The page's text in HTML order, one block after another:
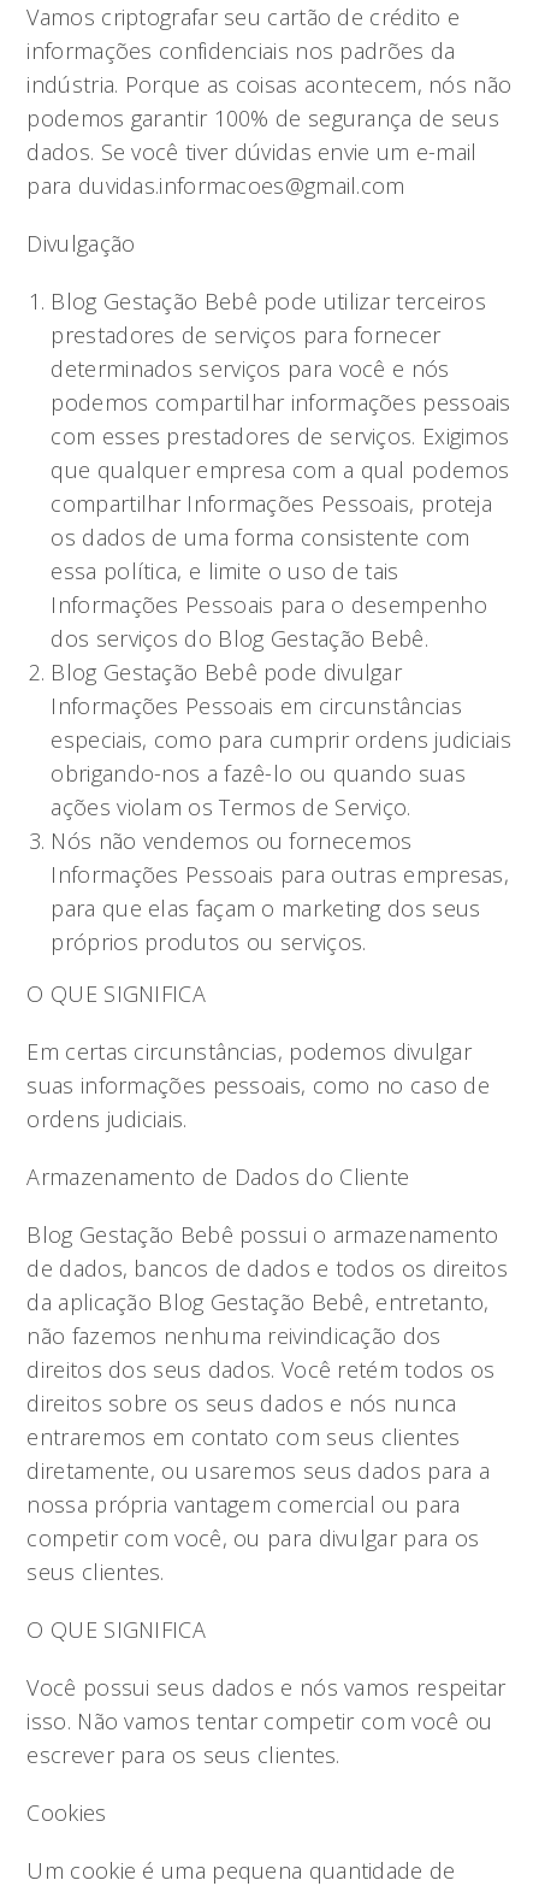
Vamos criptografar seu cartão de crédito e
informações confidenciais nos padrões da
indústria. Porque as coisas acontecem, nós não
podemos garantir 100% de segurança de seus
dados. Se você tiver dúvidas envie um e-mail
para duvidas.informacoes@gmail.com
Divulgação
Blog Gestação Bebê pode utilizar terceiros
prestadores de serviços para fornecer
determinados serviços para você e nós
podemos compartilhar informações pessoais
com esses prestadores de serviços. Exigimos
que qualquer empresa com a qual podemos
compartilhar Informações Pessoais, proteja
os dados de uma forma consistente com
essa política, e limite o uso de tais
Informações Pessoais para o desempenho
dos serviços do Blog Gestação Bebê.
Blog Gestação Bebê pode divulgar
Informações Pessoais em circunstâncias
especiais, como para cumprir ordens judiciais
obrigando-nos a fazê-lo ou quando suas
ações violam os Termos de Serviço.
Nós não vendemos ou fornecemos
Informações Pessoais para outras empresas,
para que elas façam o marketing dos seus
próprios produtos ou serviços.
O QUE SIGNIFICA
Em certas circunstâncias, podemos divulgar
suas informações pessoais, como no caso de
ordens judiciais.
Armazenamento de Dados do Cliente
Blog Gestação Bebê possui o armazenamento
de dados, bancos de dados e todos os direitos
da aplicação Blog Gestação Bebê, entretanto,
não fazemos nenhuma reivindicação dos
direitos dos seus dados. Você retém todos os
direitos sobre os seus dados e nós nunca
entraremos em contato com seus clientes
diretamente, ou usaremos seus dados para a
nossa própria vantagem comercial ou para
competir com você, ou para divulgar para os
seus clientes.
O QUE SIGNIFICA
Você possui seus dados e nós vamos respeitar
isso. Não vamos tentar competir com você ou
escrever para os seus clientes.
Cookies
Um cookie é uma pequena quantidade de